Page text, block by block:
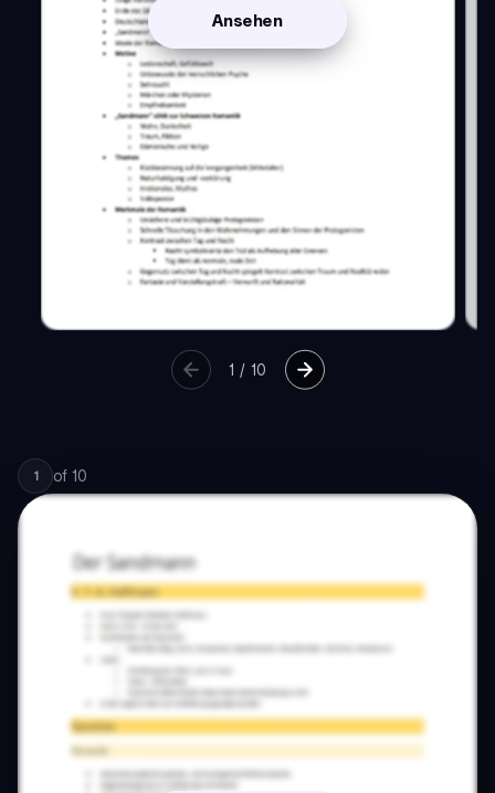
Ansehen
1 / 10
1 of 10